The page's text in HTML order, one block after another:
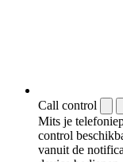
Call control
Mits je
control
vanuit de